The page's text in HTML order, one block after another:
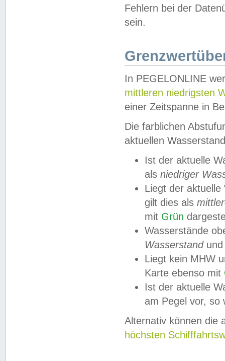
Fehlern bei der
sein.
In PEGELONLINE
mittleren niedrigsten
einer Zeitspanne in
Die farblichen
aktuellen
Ist der aktuelle
als niedriger
Liegt der
gilt dies als
mit Grün
Wasserstände
Wasserstandund
Liegt kein MHW
Karte ebenso mit
Ist der aktuelle
am Pegel vor,
Alternativ können die
höchsten